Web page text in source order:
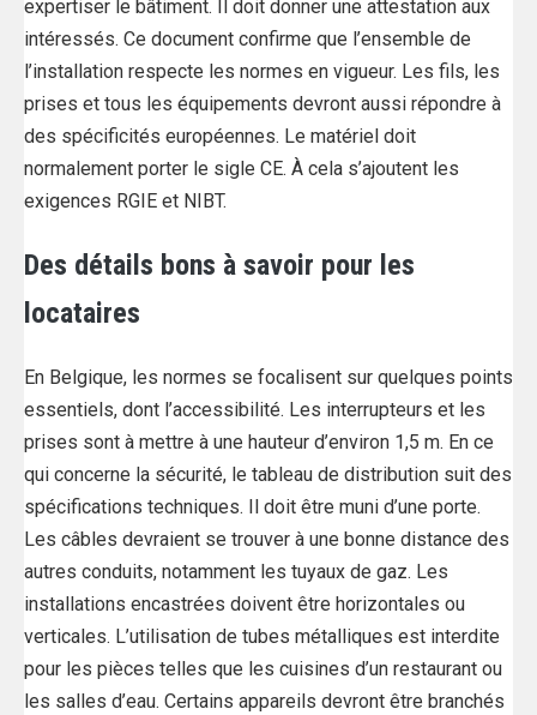
expertiser le bâtiment. Il doit donner une attestation aux
intéressés. Ce document confirme que l’ensemble de
l’installation respecte les normes en vigueur. Les fils, les
prises et tous les équipements devront aussi répondre à
des spécificités européennes. Le matériel doit
normalement porter le sigle CE. À cela s’ajoutent les
exigences RGIE et NIBT.
Des détails bons à savoir pour les
locataires
En Belgique, les normes se focalisent sur quelques points
essentiels, dont l’accessibilité. Les interrupteurs et les
prises sont à mettre à une hauteur d’environ 1,5 m. En ce
qui concerne la sécurité, le tableau de distribution suit des
spécifications techniques. Il doit être muni d’une porte.
Les câbles devraient se trouver à une bonne distance des
autres conduits, notamment les tuyaux de gaz. Les
installations encastrées doivent être horizontales ou
verticales. L’utilisation de tubes métalliques est interdite
pour les pièces telles que les cuisines d’un restaurant ou
les salles d’eau. Certains appareils devront être branchés